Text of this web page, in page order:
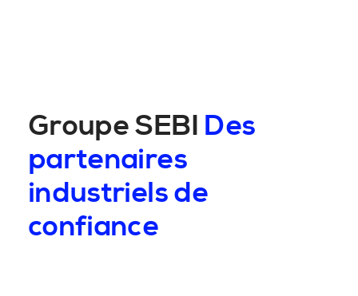
Groupe SEBI Des
partenaires
industriels de
confiance